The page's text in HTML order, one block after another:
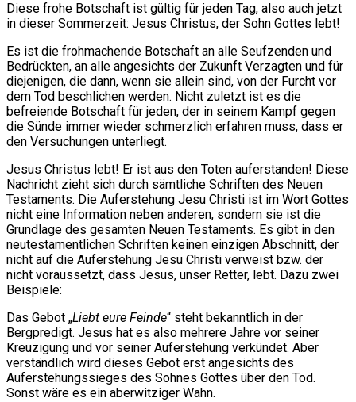
Diese frohe Botschaft ist gültig für jeden Tag, also auch jetzt
in dieser Sommerzeit: Jesus Christus, der Sohn Gottes lebt!
Es ist die frohmachende Botschaft an alle Seufzenden und
Bedrückten, an alle angesichts der Zukunft Verzagten und für
diejenigen, die dann, wenn sie allein sind, von der Furcht vor
dem Tod beschlichen werden. Nicht zuletzt ist es die
befreiende Botschaft für jeden, der in seinem Kampf gegen
die Sünde immer wieder schmerzlich erfahren muss, dass er
den Versuchungen unterliegt.
Jesus Christus lebt! Er ist aus den Toten auferstanden! Diese
Nachricht zieht sich durch sämtliche Schriften des Neuen
Testaments. Die Auferstehung Jesu Christi ist im Wort Gottes
nicht eine Information neben anderen, sondern sie ist die
Grundlage des gesamten Neuen Testaments. Es gibt in den
neutestamentlichen Schriften keinen einzigen Abschnitt, der
nicht auf die Auferstehung Jesu Christi verweist bzw. der
nicht voraussetzt, dass Jesus, unser Retter, lebt. Dazu zwei
Beispiele:
Das Gebot „Liebt eure Feinde“ steht bekanntlich in der
Bergpredigt. Jesus hat es also mehrere Jahre vor seiner
Kreuzigung und vor seiner Auferstehung verkündet. Aber
verständlich wird dieses Gebot erst angesichts des
Auferstehungssieges des Sohnes Gottes über den Tod.
Sonst wäre es ein aberwitziger Wahn.